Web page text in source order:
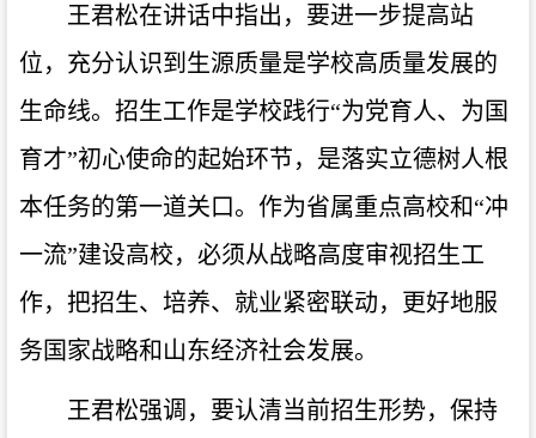
王君松在讲话中指出，要进一步提高站
位，充分认识到生源质量是学校高质量发展的
生命线。招生工作是学校践行“为党育人、为国
育才”初心使命的起始环节，是落实立德树人根
本任务的第一道关口。作为省属重点高校和“冲
一流”建设高校，必须从战略高度审视招生工
作，把招生、培养、就业紧密联动，更好地服
务国家战略和山东经济社会发展。
王君松强调，要认清当前招生形势，保持